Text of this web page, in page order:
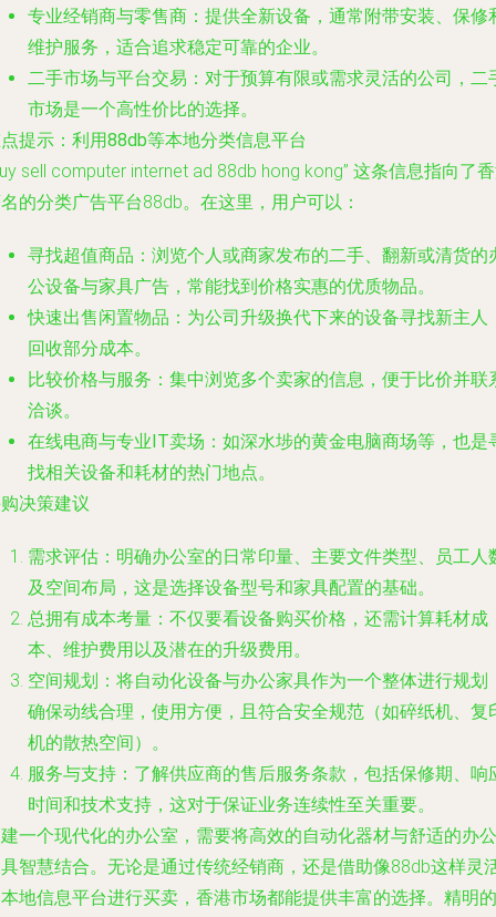
专业经销商与零售商 ：提供全新设备，通常附带安装、保修
维护服务，适合追求稳定可靠的企业。
二手市场与平台交易 ：对于预算有限或需求灵活的公司，二
市场是一个高性价比的选择。
提示：利用88db等本地分类信息平台
sell computer internet ad 88db hong kong” 这条信息指向了
的分类广告平台88db。在这里，用户可以：
寻找超值商品 ：浏览个人或商家发布的二手、翻新或清货的
公设备与家具广告，常能找到价格实惠的优质物品。
快速出售闲置物品 ：为公司升级换代下来的设备寻找新主人
回收部分成本。
比较价格与服务 ：集中浏览多个卖家的信息，便于比价并联
洽谈。
在线电商与专业IT卖场 ：如深水埗的黄金电脑商场等，也是
找相关设备和耗材的热门地点。
决策建议
需求评估 ：明确办公室的日常印量、主要文件类型、员工人
及空间布局，这是选择设备型号和家具配置的基础。
总拥有成本考量 ：不仅要看设备购买价格，还需计算耗材成
本、维护费用以及潜在的升级费用。
空间规划 ：将自动化设备与办公家具作为一个整体进行规划
确保动线合理，使用方便，且符合安全规范（如碎纸机、复
机的散热空间）。
服务与支持 ：了解供应商的售后服务条款，包括保修期、响
时间和技术支持，这对于保证业务连续性至关重要。
一个现代化的办公室，需要将高效的自动化器材与舒适的办公
智慧结合。无论是通过传统经销商，还是借助像88db这样灵
地信息平台进行买卖，香港市场都能提供丰富的选择。精明的